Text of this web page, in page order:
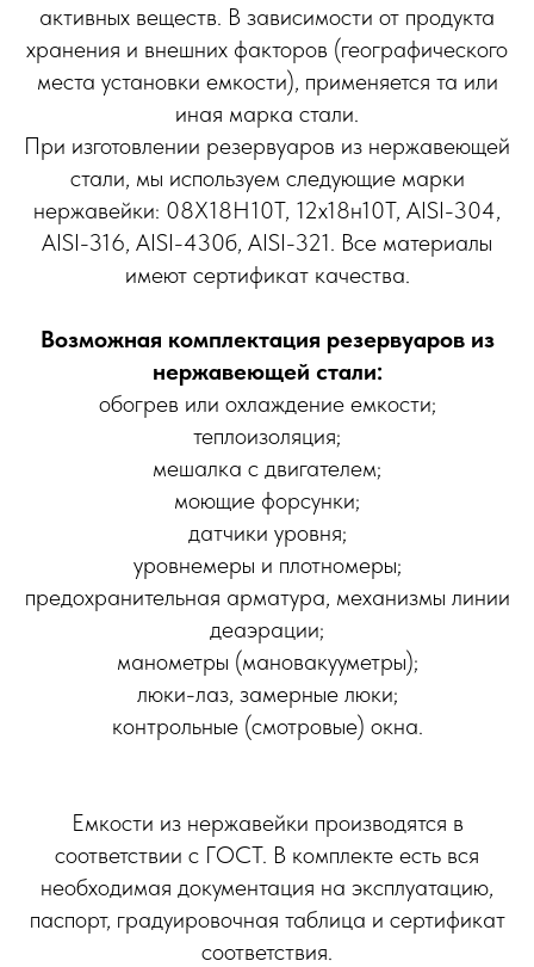
активных веществ. В зависимости от продукта
хранения и внешних факторов (географического
места установки емкости), применяется та или
иная марка стали.
При изготовлении резервуаров из нержавеющей
стали, мы используем следующие марки
нержавейки: 08Х18Н10Т, 12х18н10Т, AISI-304,
AISI-316, AISI-430б, AISI-321. Все материалы
имеют сертификат качества.
Возможная комплектация резервуаров из
нержавеющей стали:
обогрев или охлаждение емкости;
теплоизоляция;
мешалка с двигателем;
моющие форсунки;
датчики уровня;
уровнемеры и плотномеры;
предохранительная арматура, механизмы линии
деаэрации;
манометры (мановакууметры);
люки-лаз, замерные люки;
контрольные (смотровые) окна.
Емкости из нержавейки производятся в
соответствии с ГОСТ. В комплекте есть вся
необходимая документация на эксплуатацию,
паспорт, градуировочная таблица и сертификат
соответствия.